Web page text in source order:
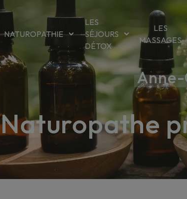
NATUROPATHIE
LES
SÉJOURS
DÉTOX
LES
MASSAGES
Anne-
Naturopathe